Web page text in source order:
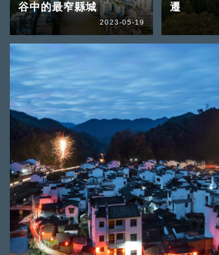
谷中的最窄縣城
2023-05-19
遷